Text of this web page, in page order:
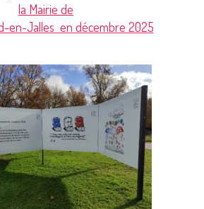
la Mairie de
en-Jalles en décembre 2025